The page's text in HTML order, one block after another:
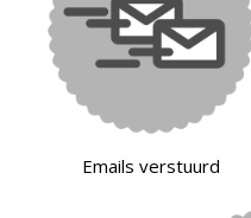
Emails verstuurd